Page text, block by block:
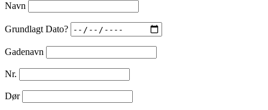
Navn
Grundlagt Dato?
Gadenavn
Nr.
Dør